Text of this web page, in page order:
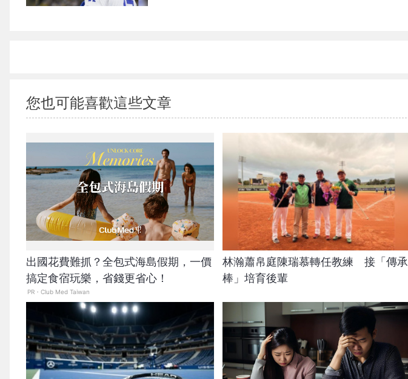
您也可能喜歡這些文章
出國花費難抓？全包式海島假期，一價
搞定食宿玩樂，省錢更省心！
PR・Club Med Taiwan
林瀚蕭帛庭陳瑞慕轉任教練 接「傳承
棒」培育後輩